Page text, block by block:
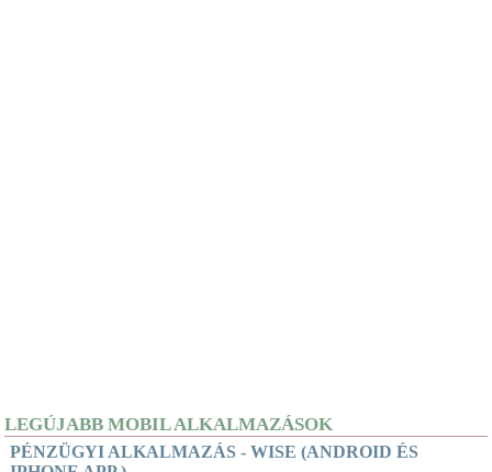
LEGÚJABB MOBIL ALKALMAZÁSOK
PÉNZÜGYI ALKALMAZÁS - WISE (ANDROID ÉS